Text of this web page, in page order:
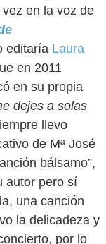
en la voz de
editaría Laura
en 2011
en su propia
dejes a solas
llevo
de Mª José
bálsamo”,
autor pero sí
una canción
la delicadeza y
por lo